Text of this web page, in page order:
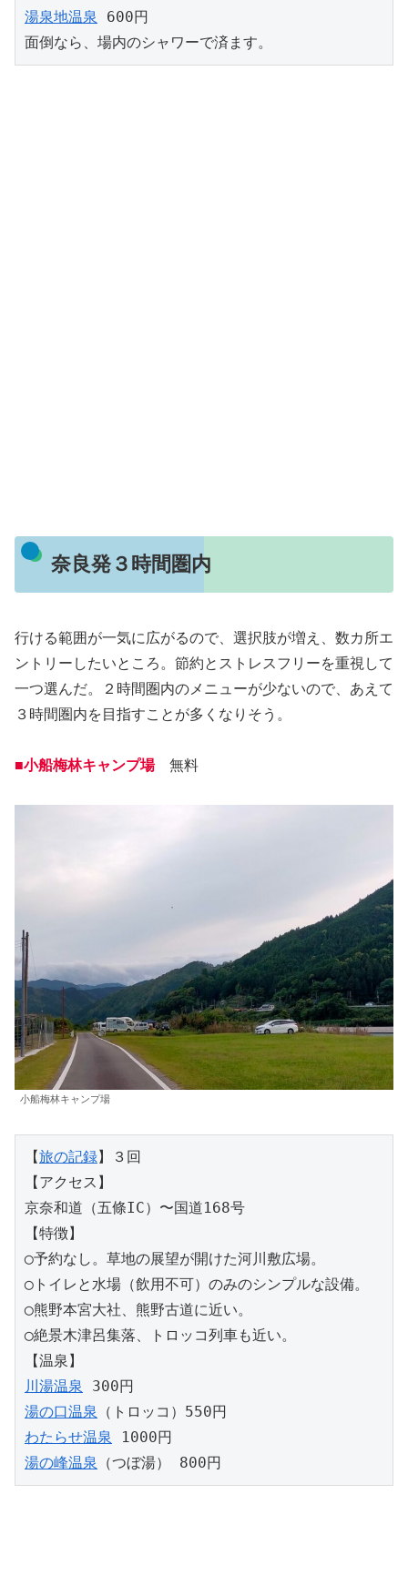
湯泉地温泉
600円
面倒なら、場内のシャワーで済ます。
奈良発３時間圏内
行ける範囲が一気に広がるので、選択肢が増え、数カ所エ
ントリーしたいところ。節約とストレスフリーを重視して
一つ選んだ。２時間圏内のメニューが少ないので、あえて
３時間圏内を目指すことが多くなりそう。
■小船梅林キャンプ場無料
小船梅林キャンプ場
【旅の記録】３回
【アクセス】
京奈和道（五條IC）〜国道168号
【特徴】
◯予約なし。草地の展望が開けた河川敷広場。
◯トイレと水場（飲用不可）のみのシンプルな設備。
◯熊野本宮大社、熊野古道に近い。
◯絶景木津呂集落、トロッコ列車も近い。
【温泉】
川湯温泉
300円
湯の口温泉
（トロッコ）550円
わたらせ温泉
1000円
湯の峰温泉
（つぼ湯） 800円